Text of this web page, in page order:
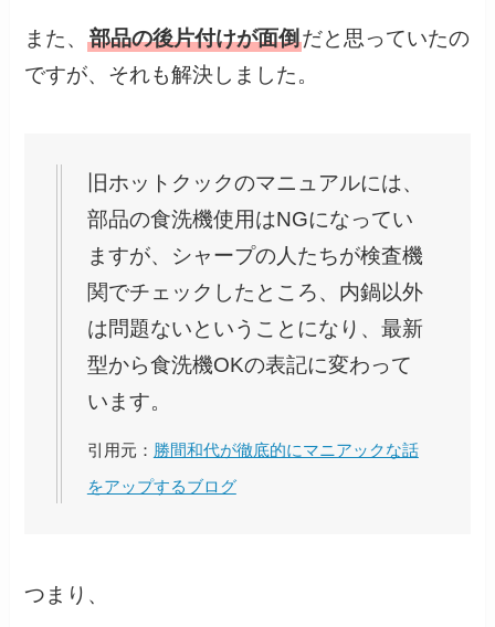
また、部品の後片付けが面倒だと思っていたの
ですが、それも解決しました。
旧ホットクックのマニュアルには、
部品の食洗機使用はNGになってい
ますが、シャープの人たちが検査機
関でチェックしたところ、内鍋以外
は問題ないということになり、最新
型から食洗機OKの表記に変わって
います。
引用元： 勝間和代が徹底的にマニアックな話
をアップするブログ
つまり、